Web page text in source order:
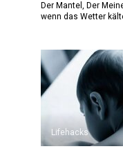
Der Mantel, Der
wenn das Wetter
Lifehacks